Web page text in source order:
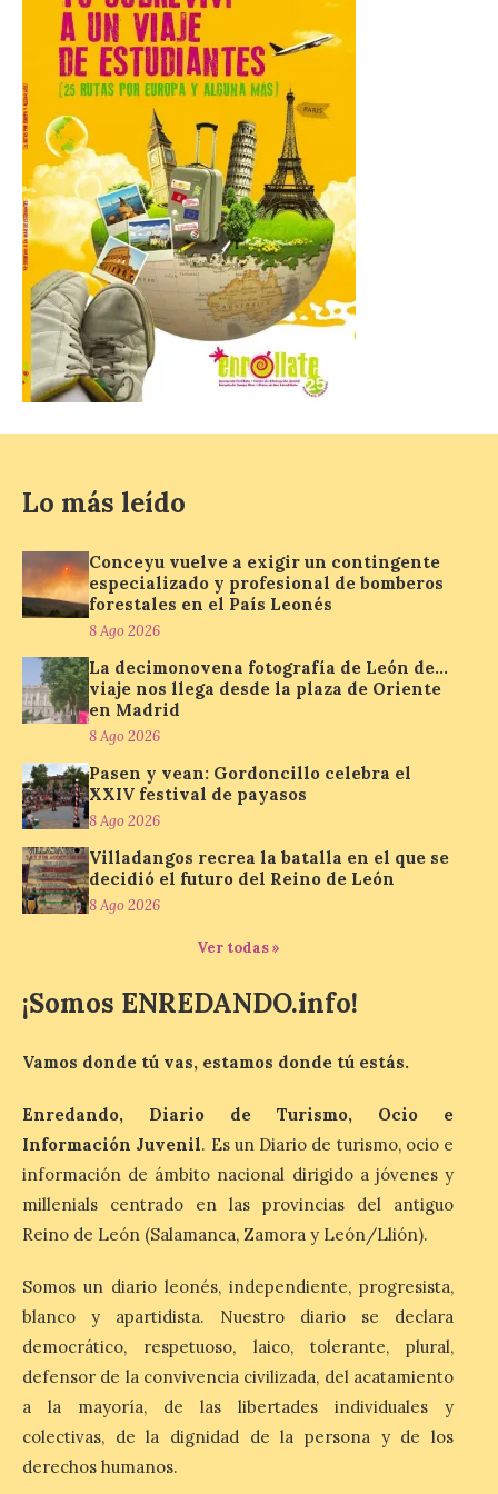
Arbeyal el día del eclipse a
partir de las 19.00 horas.
8 Ago 2026
Incide en que el eclipse se
verá desde múltiples
puntos de la ciudad, por lo
que no será necesario
desplazarse y se
recomienda no acudir a Gijón/Xixón en
coche ni usarlo ese día. Los accesos a
la Campa Torres y La […]
La decimonovena
fotografía de León de…
plaza de Oriente en
8 Ago 2026
Nueva edición de León
de…viaje. Una iniciativa
organizado por la sección
juvenil de la Asociación
Conceyu País Llionés y el Diario de
Turismo, Ocio e Información para
jóvenes “Enredando.info”. Pilar Aller Aller
nos envía la décimo […]
Los minerales y sus usos
más comunes centran la
nueva exposición del
Museo de la Siderurgia y
la Minería de Sabero
La exposición que se
media de la mañana,
León’, podrá visitarse hasta finales del
mes de noviembre, con […]
La Bañeza inicia sus
fiestas con el pregón a
Matilla
8 Ago 2026
El Ayuntamiento de La
Bañeza designa a Arturo
Martínez Matilla como
2026. Tendrá lugar este
Lo más leído
Conceyu vuelve a exigir un contingente
especializado y profesional de bomberos
forestales en el País Leonés
8 Ago 2026
La decimonovena fotografía de León de…
viaje nos llega desde la plaza de Oriente
en Madrid
8 Ago 2026
Pasen y vean: Gordoncillo celebra el
XXIV festival de payasos
8 Ago 2026
Villadangos recrea la batalla en el que se
decidió el futuro del Reino de León
8 Ago 2026
Ver todas »
¡Somos ENREDANDO.info!
Vamos donde tú vas, estamos donde tú estás.
Enredando, Diario de Turismo, Ocio e
Información Juvenil. Es un Diario de turismo, ocio e
información de ámbito nacional dirigido a jóvenes y
millenials centrado en las provincias del antiguo
Reino de León (Salamanca, Zamora y León/Llión).
Somos un diario leonés, independiente, progresista,
blanco y apartidista. Nuestro diario se declara
democrático, respetuoso, laico, tolerante, plural,
defensor de la convivencia civilizada, del acatamiento
a la mayoría, de las libertades individuales y
colectivas, de la dignidad de la persona y de los
derechos humanos.